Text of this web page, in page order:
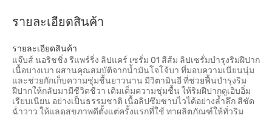
รายละเอียดสินค้า
รายละเอียดสินค้า
แจ๊บส์ นอริชชิ่ง รีแพร์ริ่ง ลิปแคร์ เซรั่ม 01 สีส้ม ลิปเซรั่มบำรุงริมฝีปาก
เนื้อบางเบา ผสานคุณสมบัติจากน้ำมันโจโจ้บา ที่มอบความเนียนนุ่ม
และช่วยกักเก็บความชุ่มชื้นยาวนาน มีวิตามินอี ที่ช่วยฟื้นบำรุงริม
ฝีปากให้กลับมามีชีวิตชีวา เติมเต็มความชุ่มชื้น ให้ริมฝีปากดูเอิบอิ่ม
เรียบเนียน อย่างเป็นธรรมชาติ เนื้อลิปซึมซาบไวได้อย่างล้ำลึก สีชัด
ฉ่ำวาว ให้แลดูสุขภาพดีตั้งแต่ครั้งแรกที่ใช้ ทาผลิตภัณฑ์ให้ทั่วริม